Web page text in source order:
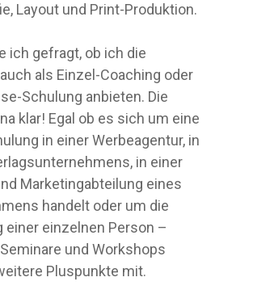
Layout und Print-Produktion.
ich gefragt, ob ich die
als Einzel-Coaching oder
Schulung anbieten. Die
klar! Egal ob es sich um eine
in einer Werbeagentur, in
in einer
Marketingabteilung eines
handelt oder um die
einer einzelnen Person –
und Workshops
Pluspunkte mit.